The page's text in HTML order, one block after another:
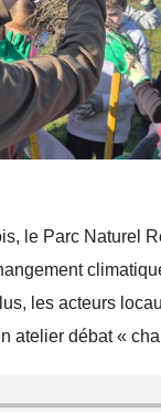
le Parc Naturel
les acteurs
atelier débat «